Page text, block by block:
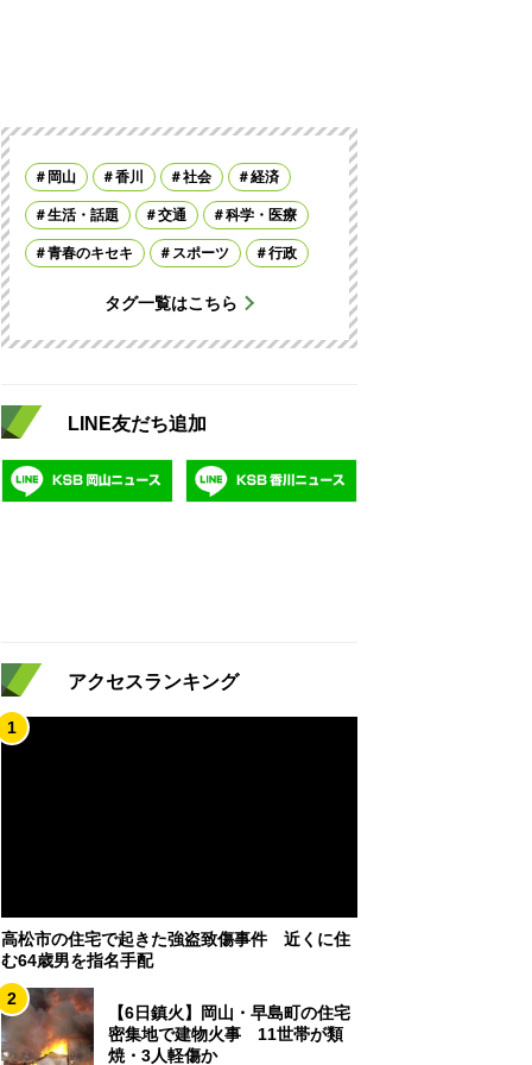
岡山 香川 社会 経済
生活・話題 交通 科学・医療
青春のキセキ スポーツ 行政
タグ一覧はこちら
LINE友だち追加
アクセスランキング
1
高松市の住宅で起きた強盗致傷事件 近くに住
む64歳男を指名手配
2
【6日鎮火】岡山・早島町の住宅
密集地で建物火事 11世帯が類
焼・3人軽傷か